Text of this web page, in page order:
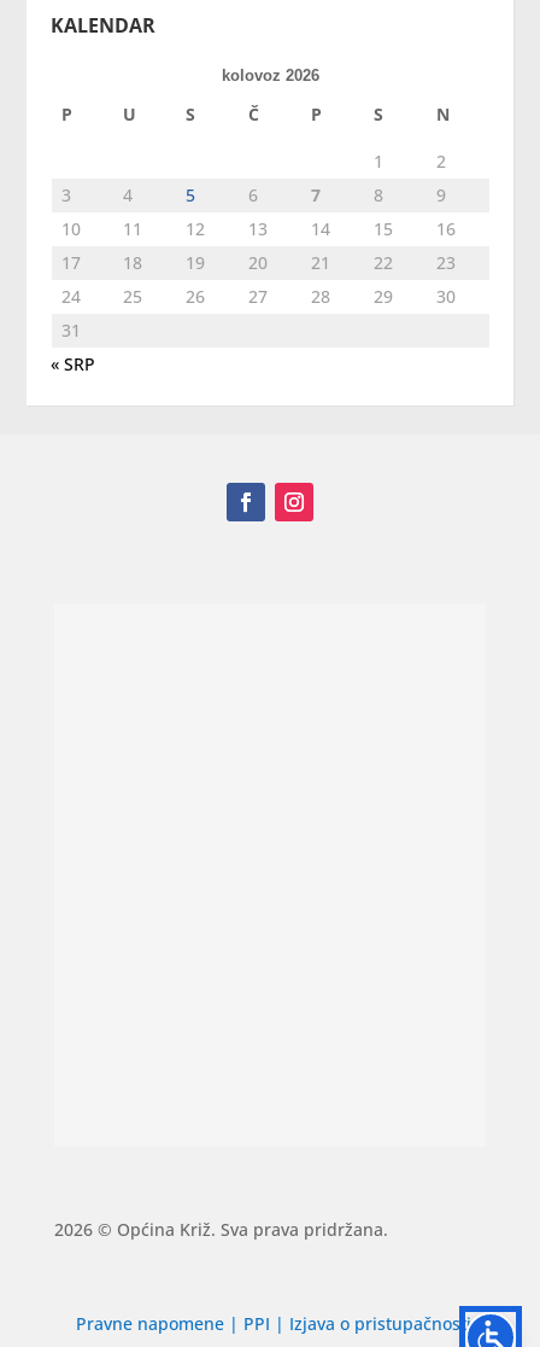
KALENDAR
kolovoz 2026
P U S Č P S N
1
2
3
4 5 6 7 8
9
10
11 12 13 14 15
16
17
18 19 20 21 22
23
24
25 26 27 28 29
30
31
« SRP
2026 © Općina Križ. Sva prava pridržana.
Pravne napomene | PPI | Izjava o pristupačnosti|